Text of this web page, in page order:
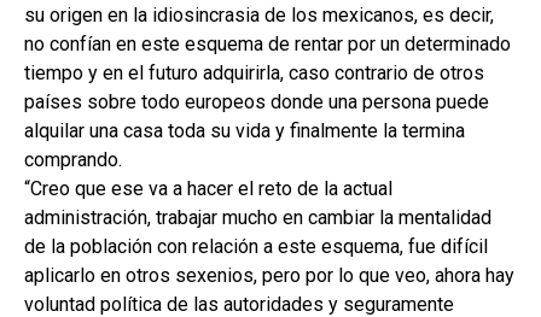
su origen en la idiosincrasia de los mexicanos, es decir,
no confían en este esquema de rentar por un determinado
tiempo y en el futuro adquirirla, caso contrario de otros
países sobre todo europeos donde una persona puede
alquilar una casa toda su vida y finalmente la termina
comprando.
“Creo que ese va a hacer el reto de la actual
administración, trabajar mucho en cambiar la mentalidad
de la población con relación a este esquema, fue difícil
aplicarlo en otros sexenios, pero por lo que veo, ahora hay
voluntad política de las autoridades y seguramente